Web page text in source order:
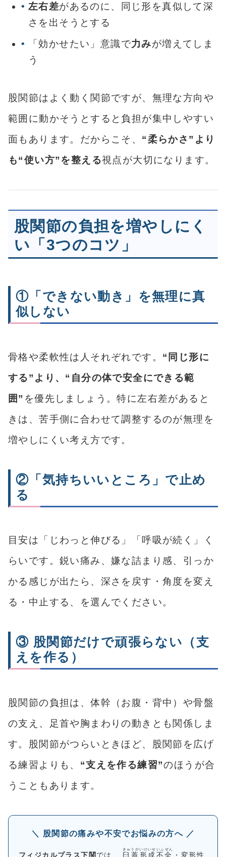
左右差があるのに、同じ形を真似して深
さを出そうとする
「効かせたい」意識で力みが増えてしま
う
股関節はよく動く関節ですが、無理な方向や
範囲に動かそうとすると負担が集中しやすい
面もあります。だからこそ、 “柔らかさ”より
も“使い方”を整える視点が大切になります。
股関節の負担を増やしにく
い「3つのコツ」
①「できない動き」を無理に真
似しない
骨格や柔軟性は人それぞれです。 “同じ形に
する”より、“自分の体で安全にできる範
囲” を優先しましょう。特に左右差があると
きは、苦手側に合わせて調整するのが無理を
増やしにくい考え方です。
②「気持ちいいところ」で止め
る
目安は「じわっと伸びる」「呼吸が続く」く
らいです。鋭い痛み、嫌な詰まり感、引っか
かる感じが出たら、深さを戻す・角度を変え
る・中止する、を選んでください。
③ 股関節だけで頑張らない（支
えを作る）
股関節の負担は、体幹（お腹・背中）や骨盤
の支え、足首や胸まわりの動きとも関係しま
す。股関節がつらいときほど、股関節を広げ
る練習よりも、 “支えを作る練習”のほうが合
うこともあります。
＼ 股関節の痛みや不安でお悩みの方へ ／
フィジカルプラス下関では、 臼蓋形成不全
きゅうがいけいせいふぜん
・変形性